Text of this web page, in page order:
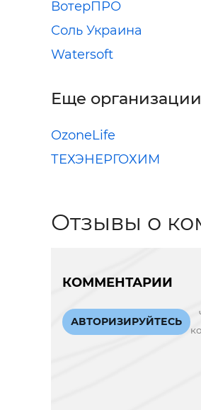
ВотерПРО
Соль Украина
Watersoft
Еще
OzoneLife
ТЕХЭНЕРГОХИМ
Отзывы о
КОММЕНТАРИИ
АВТОРИЗИРУЙТЕСЬ